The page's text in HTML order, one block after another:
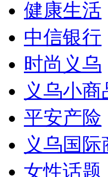
健康生活
中信银行
时尚义乌
义乌小
平安产险
义乌国际
女性话题